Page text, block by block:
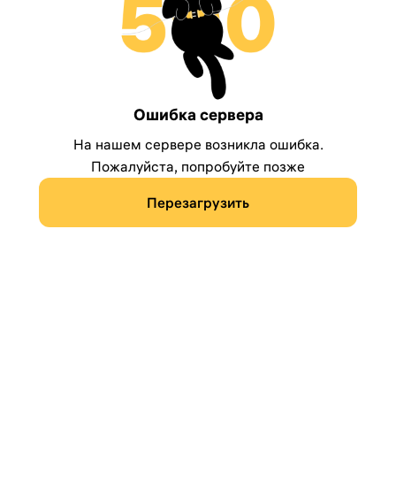
Ошибка сервера
На нашем сервере возникла ошибка.
Пожалуйста, попробуйте позже
Перезагрузить